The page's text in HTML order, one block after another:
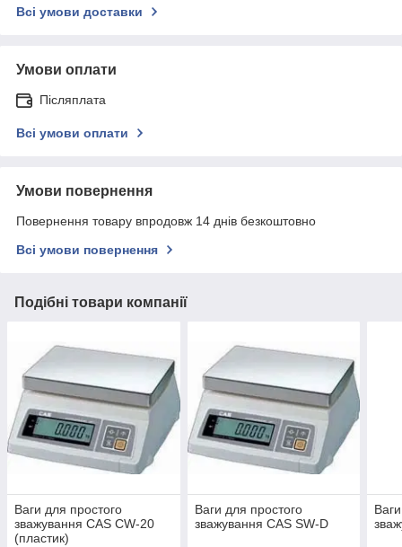
Всі умови доставки
Умови оплати
Післяплата
Всі умови оплати
Умови повернення
Повернення товару впродовж 14 днів безкоштовно
Всі умови повернення
Подібні товари компанії
Ваги для простого
зважування CAS CW-20
(пластик)
Ваги для простого
зважування CAS SW-D